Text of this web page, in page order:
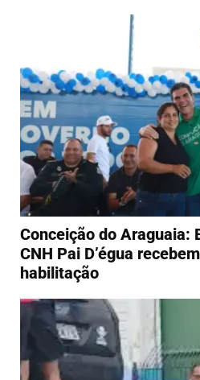
Conceição do Araguaia:
CNH Pai D’égua
habilitação